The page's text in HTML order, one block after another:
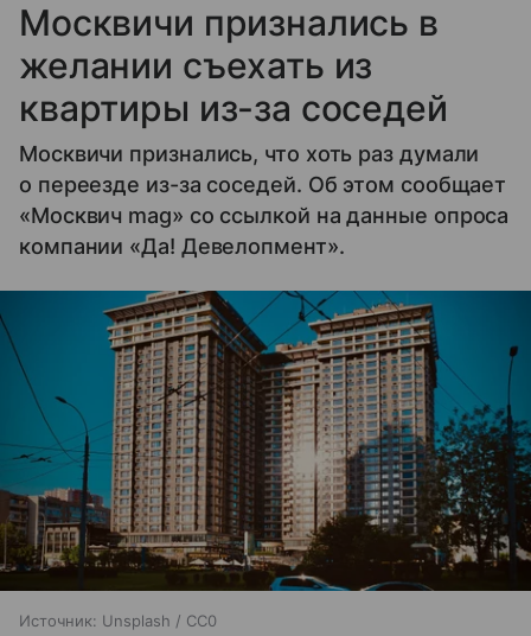
Москвичи признались в
желании съехать из
квартиры из-за соседей
Москвичи признались, что хоть раз думали
о переезде из-за соседей. Об этом сообщает
«Москвич mag» со ссылкой на данные опроса
компании «Да! Девелопмент».
Источник: Unsplash / CC0